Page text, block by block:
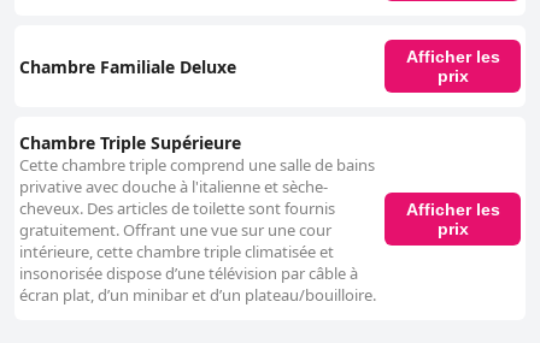
Chambre Familiale Deluxe
Afficher les
prix
Chambre Triple Supérieure
Cette chambre triple comprend une salle de bains
privative avec douche à l'italienne et sèche-
cheveux. Des articles de toilette sont fournis
gratuitement. Offrant une vue sur une cour
intérieure, cette chambre triple climatisée et
insonorisée dispose d’une télévision par câble à
écran plat, d’un minibar et d’un plateau/bouilloire.
Afficher les
prix